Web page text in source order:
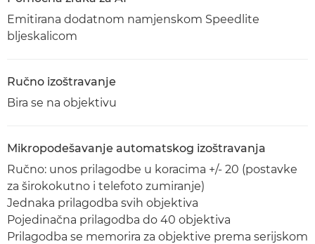
Emitirana dodatnom namjenskom Speedlite
bljeskalicom
Ručno izoštravanje
Bira se na objektivu
Mikropodešavanje automatskog izoštravanja
Ručno: unos prilagodbe u koracima +/- 20 (postavke
za širokokutno i telefoto zumiranje)
Jednaka prilagodba svih objektiva
Pojedinačna prilagodba do 40 objektiva
Prilagodba se memorira za objektive prema serijskom